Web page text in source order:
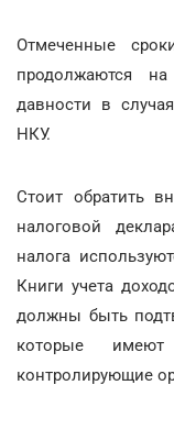
Отмеченные
продолжаются
давности в
НКУ.
Стоит обратить
налоговой
налога
Книги учета
должны быть
которые
контролирующие